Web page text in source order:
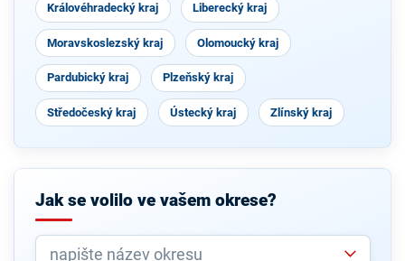
Královéhradecký kraj Liberecký kraj
Moravskoslezský kraj Olomoucký kraj
Pardubický kraj Plzeňský kraj
Středočeský kraj Ústecký kraj Zlínský kraj
Jak se volilo ve vašem okrese?